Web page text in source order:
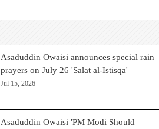
Asaduddin Owaisi announces special rain
prayers on July 26 'Salat al-Istisqa'
Jul 15, 2026
Asaduddin Owaisi 'PM Modi Should